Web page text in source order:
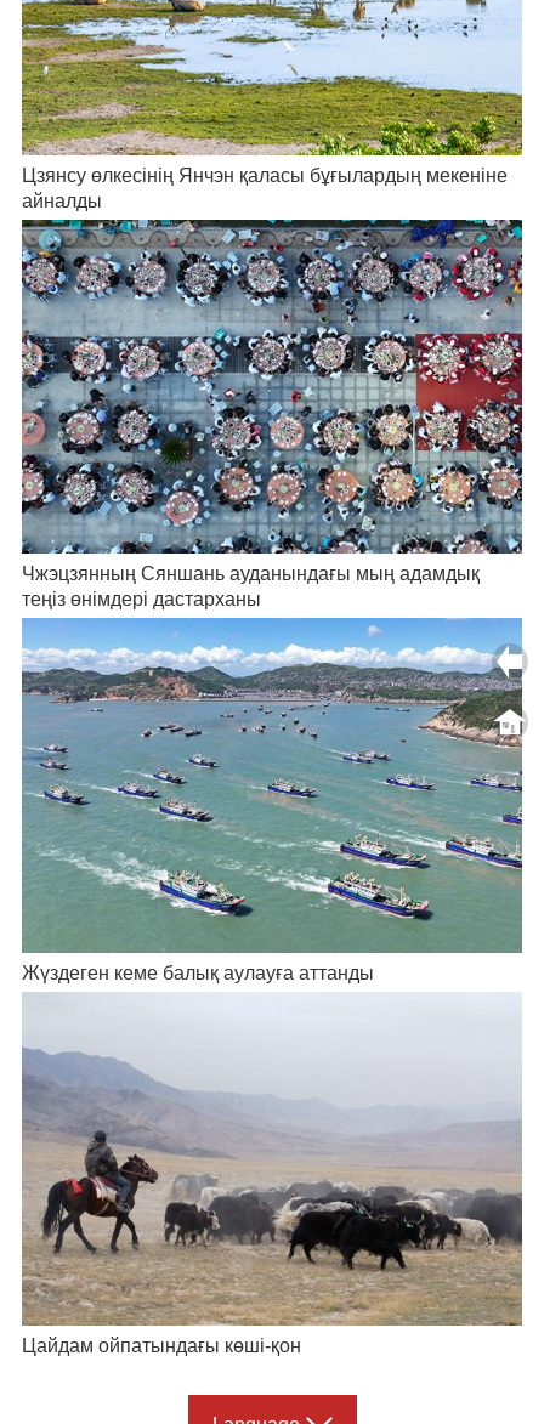
Цзянсу өлкесінің Янчэн қаласы бұғылардың мекеніне
айналды
Чжэцзянның Сяншань ауданындағы мың адамдық
теңіз өнімдері дастарханы
Жүздеген кеме балық аулауға аттанды
Цайдам ойпатындағы көші-қон